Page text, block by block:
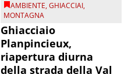
AMBIENTE,GHIACCIAI,
MONTAGNA
Ghiacciaio
Planpincieux,
riapertura diurna
della strada della Val